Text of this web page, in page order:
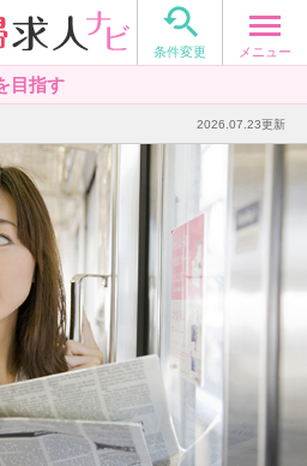

条件変更 メニュー
目指す
2026.07.23更新